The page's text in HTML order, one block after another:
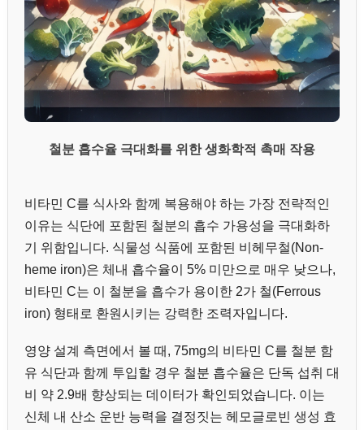
철분 흡수율 극대화를 위한 생화학적 촉매 작용
비타민 C를 식사와 함께 복용해야 하는 가장 전략적인
이유는 식단에 포함된 철분의 흡수 가용성을 극대화하
기 위함입니다. 식물성 식품에 포함된 비헤무철(Non-
heme iron)은 체내 흡수율이 5% 미만으로 매우 낮으나,
비타민 C는 이 철분을 흡수가 용이한 2가 철(Ferrous
iron) 형태로 환원시키는 강력한 조력자입니다.
영양 설계 측면에서 볼 때, 75mg의 비타민 C를 철분 함
유 식단과 함께 투입할 경우 철분 흡수율은 단독 섭취 대
비 약 2.9배 향상되는 데이터가 확인되었습니다. 이는
신체 내 산소 운반 능력을 결정짓는 헤모글로빈 생성 효